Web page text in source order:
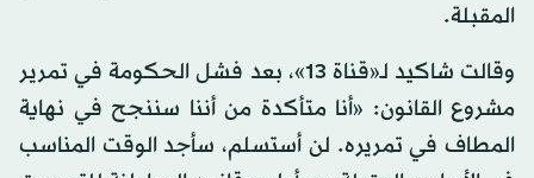
المقبلة.
وقالت شاكيد لـ«قناة 13»، بعد فشل الحكومة في تمرير
مشروع القانون: «أنا متأكدة من أننا سننجح في نهاية
المطاف في تمريره. لن أستسلم، سأجد الوقت المناسب